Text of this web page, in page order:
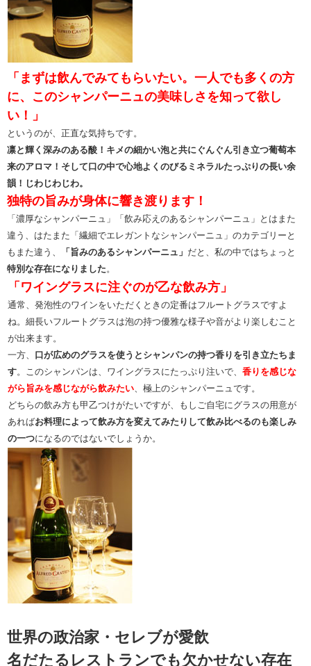
「 まずは飲んでみてもらいたい。一人でも多くの方
に、このシャンパーニュの美味しさを知って欲し
い！」
というのが、正直な気持ちです。
凛と輝く深みのある酸！キメの細かい泡と共にぐんぐん引き立つ葡萄本
来のアロマ！そして口の中で心地よくのびるミネラルたっぷりの長い余
韻！じわじわじわ。
独特の旨みが身体に響き渡ります！
「濃厚なシャンパーニュ」「飲み応えのあるシャンパーニュ」とはまた
違う、はたまた「繊細でエレガントなシャンパーニュ」のカテゴリーと
もまた違う、
「旨みのあるシャンパーニュ」 だと、私の中ではちょっと
特別な存在になりました。
「ワイングラスに注ぐのが乙な飲み方」
通常、発泡性のワインをいただくときの定番はフルートグラスですよ
ね。細長いフルートグラスは泡の持つ優雅な様子や音がより楽しむこと
が出来ます。
一方、 口が広めのグラスを使うとシャンパンの持つ香りを引き立たちま
す。このシャンパンは、ワイングラスにたっぷり注いで、 香りを感じな
がら旨みを感じながら飲みたい、極上のシャンパーニュです。
どちらの飲み方も甲乙つけがたいですが、もしご自宅にグラスの用意が
あればお料理によって飲み方を変えてみたりして飲み比べるのも楽しみ
の一つになるのではないでしょうか。
世界の政治家・セレブが愛飲
名だたるレストランでも欠かせない存在